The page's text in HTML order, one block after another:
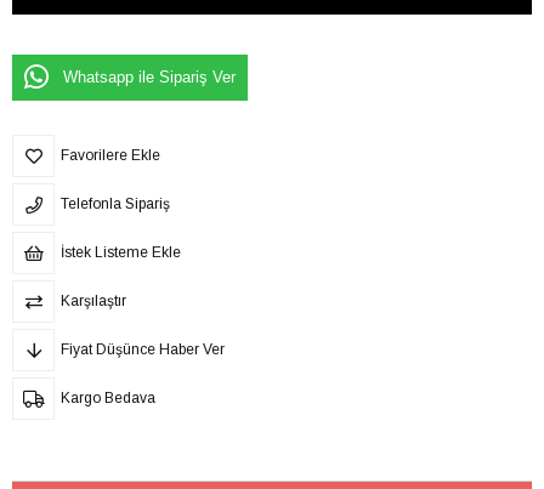
Whatsapp ile Sipariş Ver
Favorilere Ekle
Telefonla Sipariş
İstek Listeme Ekle
Karşılaştır
Fiyat Düşünce Haber Ver
Kargo Bedava